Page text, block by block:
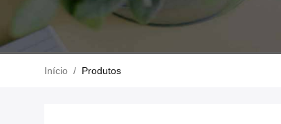
Início / Produtos